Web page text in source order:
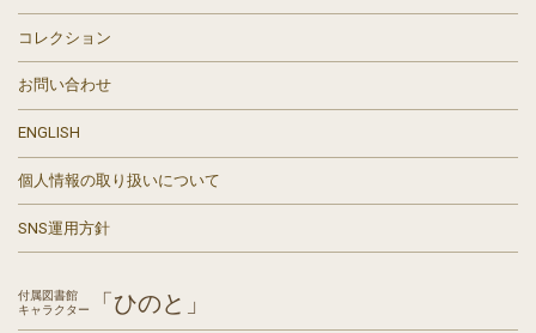
コレクション
お問い合わせ
ENGLISH
個人情報の取り扱いについて
SNS運用方針
付属図書館
キャラクター
「ひのと」